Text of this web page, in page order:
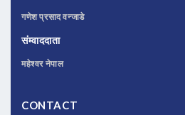
गणेश प्रसाद वन्जाडे
संम्वाददाता
महेश्वर नेपाल
CONTACT